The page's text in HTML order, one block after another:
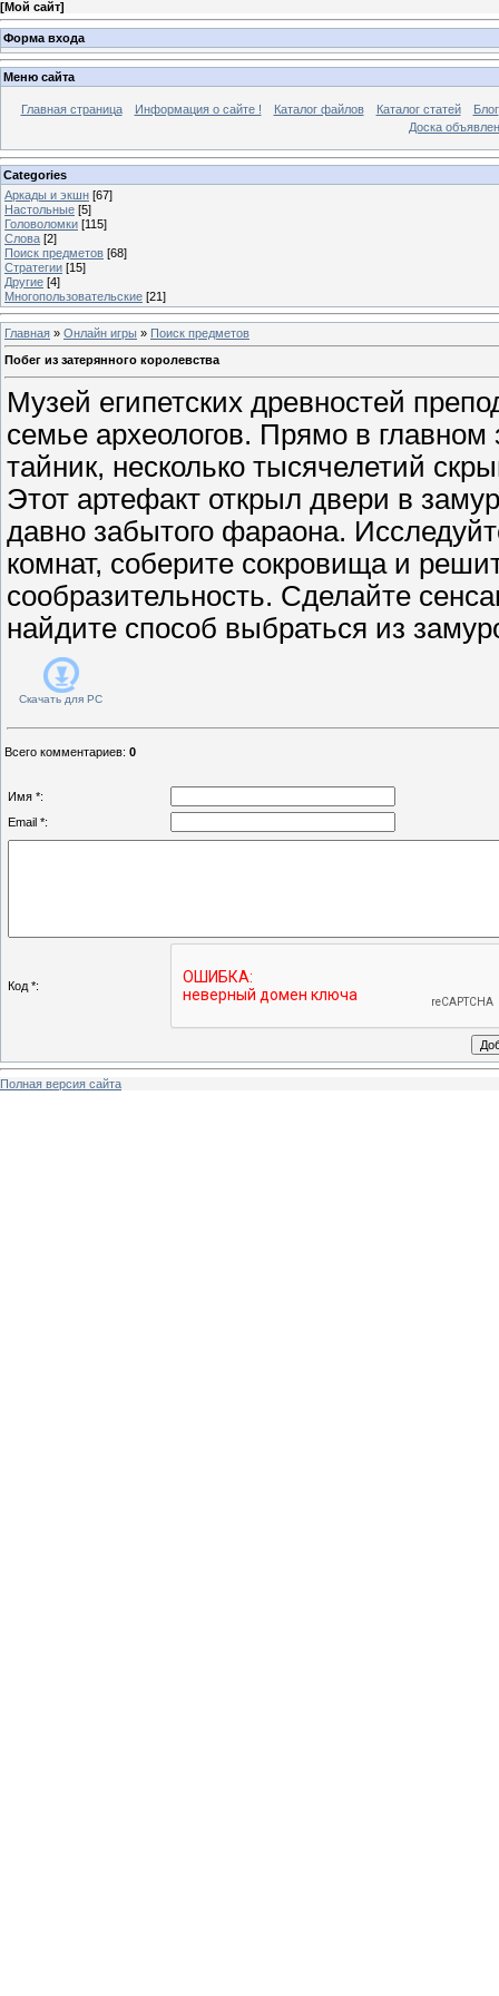
[Мой сайт]
Форма входа
Меню сайта
Главная страница Информация о сайте ! Каталог файлов Каталог статей
Блог
Доска
Categories
Аркады и экшн [67]
Настольные [5]
Головоломки [115]
Слова [2]
Поиск предметов [68]
Стратегии [15]
Другие [4]
Многопользовательские [21]
Главная » Онлайн игры » Поиск предметов
Побег из затерянного королевства
Музей египетских древностей
семье археологов. Прямо в
тайник, несколько тысячелетий
Этот артефакт открыл двери в
давно забытого фараона.
комнат, соберите сокровища и
сообразительность. Сделайте
найдите способ выбраться из
Скачать для PC
Всего комментариев: 0
Имя *:
Email *:
Код *:
Полная версия сайта